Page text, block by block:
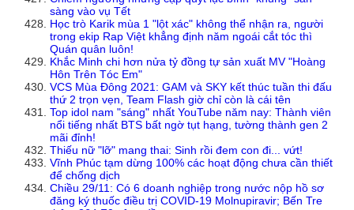
sàng vào vụ Tết
Học trò Karik mùa 1 "lột xác" không thể nhận ra, người
trong ekip Rap Việt khẳng định năm ngoái cắt tóc thì
Quán quân luôn!
Khắc Minh chi hơn nửa tỷ đồng tự sản xuất MV "Hoàng
Hôn Trên Tóc Em"
VCS Mùa Đông 2021: GAM và SKY kết thúc tuần thi đấu
thứ 2 trọn vẹn, Team Flash giờ chỉ còn là cái tên
Top idol nam "sáng" nhất YouTube năm nay: Thành viên
nổi tiếng nhất BTS bất ngờ tụt hạng, tường thành gen 2
mãi đỉnh!
Thiếu nữ "lỡ" mang thai: Sinh rồi đem con đi... vứt!
Vĩnh Phúc tạm dừng 100% các hoạt động chưa cần thiết
để chống dịch
Chiều 29/11: Có 6 doanh nghiệp trong nước nộp hồ sơ
đăng ký thuốc điều trị COVID-19 Molnupiravir; Bến Tre